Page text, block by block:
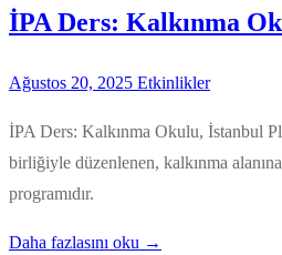
İPA Ders: Kalkınma
Ağustos 20, 2025 Etkinlikler
İPA Ders: Kalkınma Okulu, İstanbul
birliğiyle düzenlenen, kalkınma
programıdır.
Daha fazlasını oku →